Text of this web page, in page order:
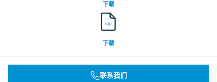
下载
stp
下载
联系我们